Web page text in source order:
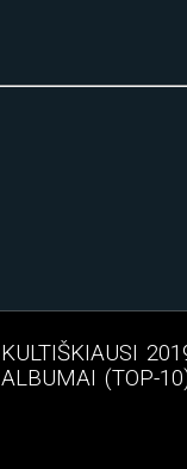
KULTIŠKIAUSI
ALBUMAI (TOP-